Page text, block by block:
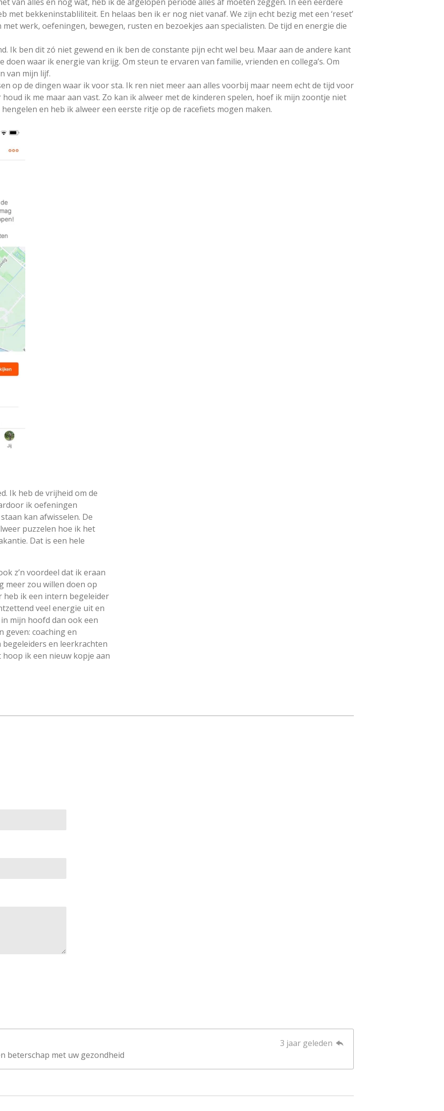
met bekkeninstabliliteit. En helaas ben ik er nog niet vanaf. We zijn echt bezig met een ‘reset’
werk, oefeningen, bewegen, rusten en bezoekjes aan specialisten. De tijd en energie die
Ik ben dit zó niet gewend en ik ben de constante pijn echt wel beu. Maar aan de andere kant
waar ik energie van krijg. Om steun te ervaren van familie, vrienden en collega’s. Om
van mijn lijf.
op de dingen waar ik voor sta. Ik ren niet meer aan alles voorbij maar neem echt de tijd voor
ik me maar aan vast. Zo kan ik alweer met de kinderen spelen, hoef ik mijn zoontje niet
en heb ik alweer een eerste ritje op de racefiets mogen maken.
Ik heb de vrijheid om de
ik oefeningen
kan afwisselen. De
puzzelen hoe ik het
Dat is een hele
z’n voordeel dat ik eraan
meer zou willen doen op
heb ik een intern begeleider
veel energie uit en
mijn hoofd dan ook een
geven: coaching en
en leerkrachten
ik een nieuw kopje aan
3 jaar geleden
beterschap met uw gezondheid